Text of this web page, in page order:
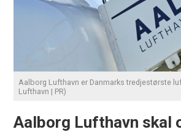
Aalborg Lufthavn er Danmarks tredjestørste
Lufthavn | PR)
Aalborg Lufthavn skal